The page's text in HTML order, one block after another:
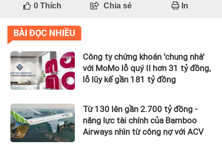
0Thích Chia sẻ In
BÀI ĐỌC NHIỀU
Công ty chứng khoán 'chung nhà'
với MoMo lỗ quý II hơn 31 tỷ đồng,
lỗ lũy kế gần 181 tỷ đồng
Từ 130 lên gần 2.700 tỷ đồng -
năng lực tài chính của Bamboo
Airways nhìn từ công nợ với ACV